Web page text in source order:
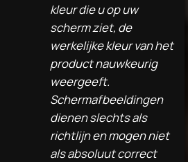
kleur die u op uw
scherm ziet, de
werkelijke kleur van het
product nauwkeurig
weergeeft.
Schermafbeeldingen
dienen slechts als
richtlijn en mogen niet
als absoluut correct